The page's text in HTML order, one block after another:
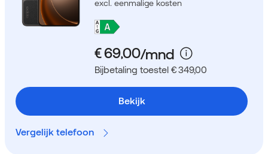
excl. eenmalige kosten
Bijbetaling toestel € 349,00
Bekijk
Vergelijk telefoon